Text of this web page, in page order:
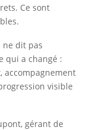
Ce sont
ne dit pas
qui a changé :
accompagnement
visible
gérant de